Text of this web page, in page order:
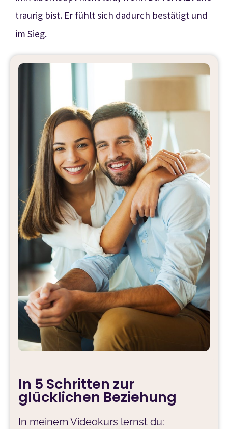
traurig bist. Er fühlt sich dadurch bestätigt und
im Sieg.
In 5 Schritten zur
glücklichen Beziehung
In meinem Videokurs lernst du: